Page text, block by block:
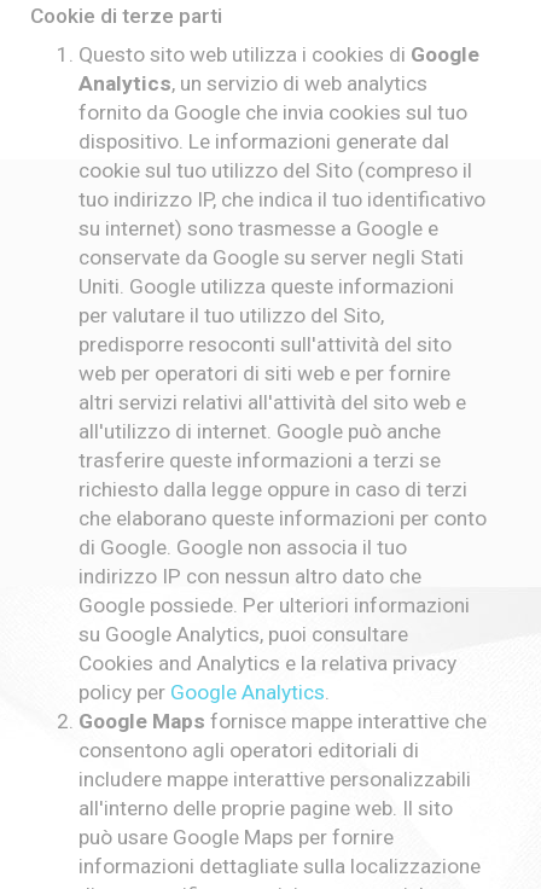
Cookie di terze parti
Questo sito web utilizza i cookies di Google
Analytics, un servizio di web analytics
fornito da Google che invia cookies sul tuo
dispositivo. Le informazioni generate dal
cookie sul tuo utilizzo del Sito (compreso il
tuo indirizzo IP, che indica il tuo identificativo
su internet) sono trasmesse a Google e
conservate da Google su server negli Stati
Uniti. Google utilizza queste informazioni
per valutare il tuo utilizzo del Sito,
predisporre resoconti sull'attività del sito
web per operatori di siti web e per fornire
altri servizi relativi all'attività del sito web e
all'utilizzo di internet. Google può anche
trasferire queste informazioni a terzi se
richiesto dalla legge oppure in caso di terzi
che elaborano queste informazioni per conto
di Google. Google non associa il tuo
indirizzo IP con nessun altro dato che
Google possiede. Per ulteriori informazioni
su Google Analytics, puoi consultare
Cookies and Analytics e la relativa privacy
policy per Google Analytics.
Google Maps fornisce mappe interattive che
consentono agli operatori editoriali di
includere mappe interattive personalizzabili
all'interno delle proprie pagine web. Il sito
può usare Google Maps per fornire
informazioni dettagliate sulla localizzazione